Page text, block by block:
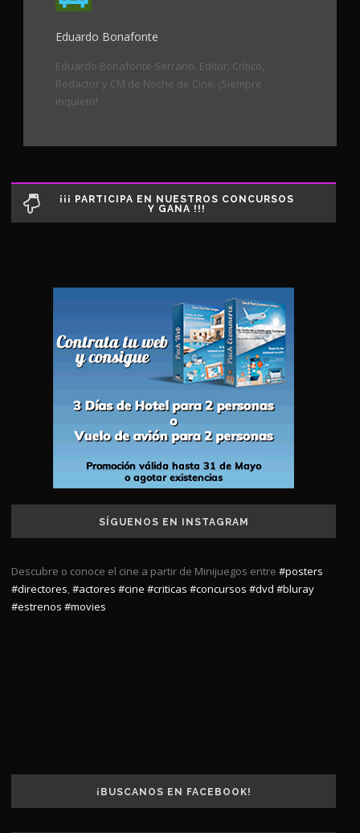
Eduardo Bonafonte
Eduardo Bonafonte Serrano. Editor, Crítico,
Redactor y CM de Noche de Cine. ¡Siempre
inquieto!
¡¡¡ PARTICIPA EN NUESTROS CONCURSOS
Y GANA !!!
SÍGUENOS EN INSTAGRAM
Descubre o conoce el cine a partir de Minijuegos entre #posters
#directores,#actores #cine #criticas #concursos #dvd #bluray
#estrenos #movies
¡BUSCANOS EN FACEBOOK!